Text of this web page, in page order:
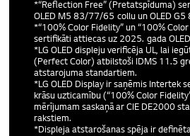
*“Reflection Free” (Pretatspīduma)
OLED M5 83/77/65 collu un OLED
*“100% Color Fidelity” un “100%
sertifikāti attiecas uz 2025. gada OLED
*LG OLED displeju verificēja UL, lai
(Perfect Color) atbilstoši IDMS 11.5
atstarojuma standartiem.
*LG OLED Display ir saņēmis Intertek
krāsu uzticamību (“100% Color
mērījumam saskaņā ar CIE DE2000
rakstiem.
*Displeja atstarošanas spēja ir